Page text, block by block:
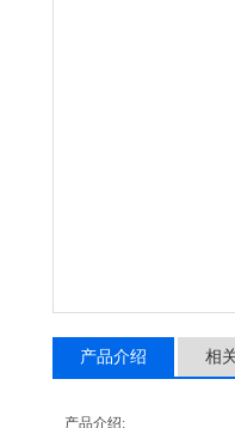
产品介绍 相
产品介绍: